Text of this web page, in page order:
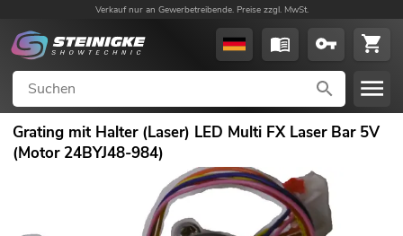
Verkauf nur an Gewerbetreibende. Preise zzgl. MwSt.
Grating mit Halter (Laser) LED Multi FX Laser Bar 5V
(Motor 24BYJ48-984)